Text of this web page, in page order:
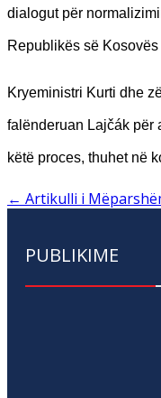
dialogut për
Republikës së
Kryeministri Kurti dhe
falënderuan Lajčák për
këtë proces, thuhet në
← Artikulli i
PUBLIKIME